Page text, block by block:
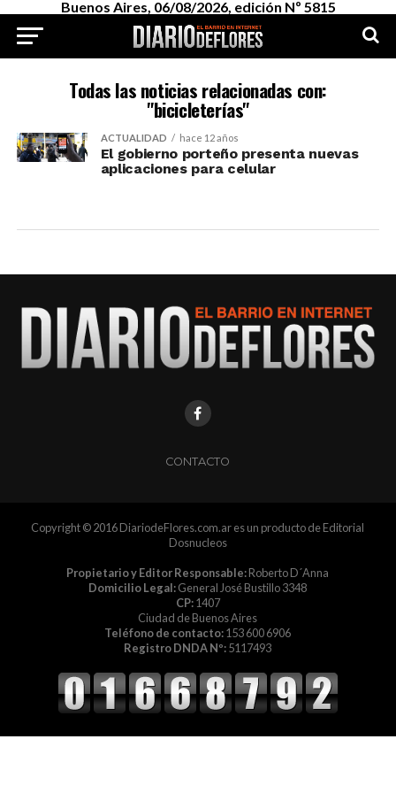
Buenos Aires, 06/08/2026, edición Nº 5815
Todas las noticias relacionadas con:
"bicicleterías"
ACTUALIDAD hace 12 años
El gobierno porteño presenta nuevas
aplicaciones para celular
CONTACTO
Copyright © 2016 DiariodeFlores.com.ar es un producto de Editorial
Dosnucleos
Propietario y Editor Responsable:Roberto D´Anna
Domicilio Legal:General José Bustillo 3348
CP:1407
Ciudad de Buenos Aires
Teléfono de contacto:153 600 6906
Registro DNDA Nº:5117493